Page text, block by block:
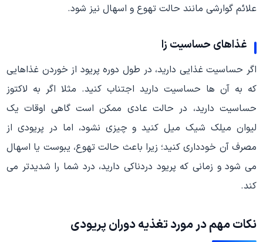
علائم گوارشی مانند حالت تهوع و اسهال نیز شود.
غذاهای حساسیت زا
اگر حساسیت غذایی دارید، در طول دوره پریود از خوردن غذاهایی
که به آن ها حساسیت دارید اجتناب کنید. مثلا اگر به لاکتوز
حساسیت دارید، در حالت عادی ممکن است گاهی اوقات یک
لیوان میلک شیک میل کنید و چیزی نشود، اما در پریودی از
مصرف آن خودداری کنید؛ زیرا باعث حالت تهوع، یبوست یا اسهال
می شود و زمانی که پریود دردناکی دارید، درد شما را شدیدتر می
کند.
نکات مهم در مورد تغذیه دوران پریودی